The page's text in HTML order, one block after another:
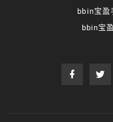
bbin宝盈
bbin宝